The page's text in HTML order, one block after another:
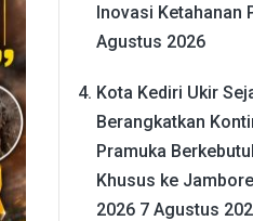
Inovasi Ketahanan
Agustus 2026
Kota Kediri Ukir
Berangkatkan
Pramuka
Khusus ke
2026 7 Agustus